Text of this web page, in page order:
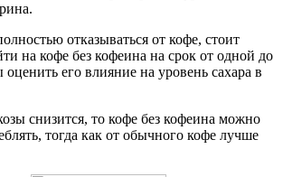
отказываться от кофе, стоит
на кофе без кофеина на срок от одной до
оценить его влияние на уровень сахара в
снизится, то кофе без кофеина можно
тогда как от обычного кофе лучше